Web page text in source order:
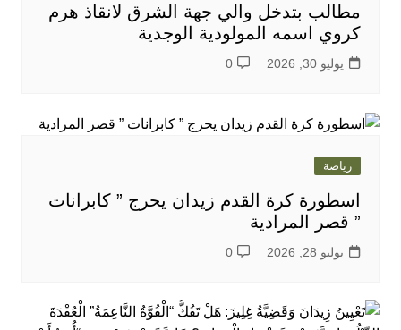
مطالب بتدخل والي جهة الشرق لانقاذ هرم
كروي اسمه المولودية الوجدية
يوليو 30, 2026 0
رياضة
اسطورة كرة القدم زيدان يحرج ” كابرانات
” قصر المرادية
يوليو 28, 2026 0